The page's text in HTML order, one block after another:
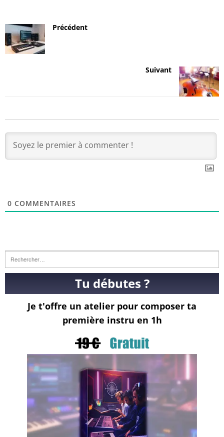
Précédent
Suivant
0 COMMENTAIRES
Tu débutes ?
Je t'offre un atelier pour composer ta
première instru en 1h